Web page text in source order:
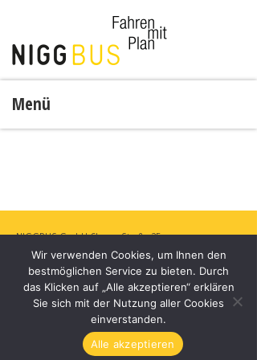
Menü
NIGGBUS GmbHChurer Straße 35,
6830 Rankweil, Österreich
+43 5522 44281
office@niggbus.at
Wir verwenden Cookies, um Ihnen den
bestmöglichen Service zu bieten. Durch
das Klicken auf „Alle akzeptieren“ erklären
Sie sich mit der Nutzung aller Cookies
einverstanden.
Alle akzeptieren